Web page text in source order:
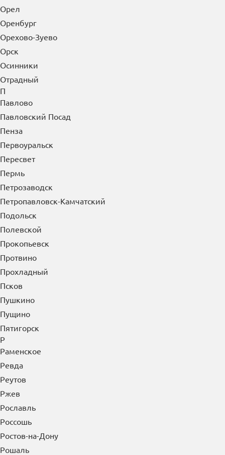
Орел
Оренбург
Орехово-Зуево
Орск
Осинники
Отрадный
П
Павлово
Павловский Посад
Пенза
Первоуральск
Пересвет
Пермь
Петрозаводск
Петропавловск-Камчатский
Подольск
Полевской
Прокопьевск
Протвино
Прохладный
Псков
Пушкино
Пущино
Пятигорск
Р
Раменское
Ревда
Реутов
Ржев
Рославль
Россошь
Ростов-на-Дону
Рошаль